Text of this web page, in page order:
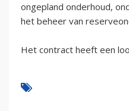
ongepland onderhoud,
het beheer van
Het contract heeft een